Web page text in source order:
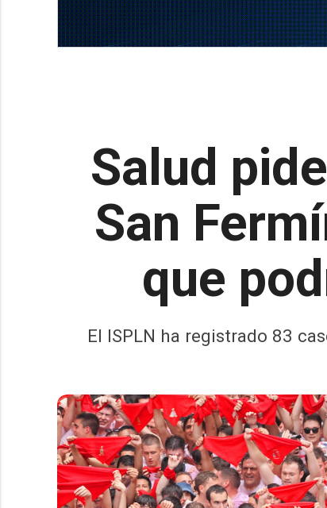
Salud
San
que
El ISPLN ha registrado 83